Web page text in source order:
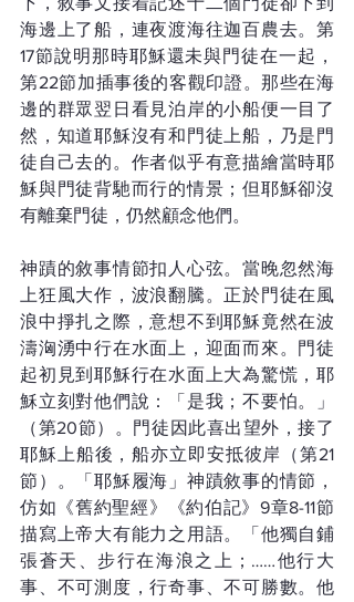
海邊上了船，連夜渡海往迦百農去。第
17節說明那時耶穌還未與門徒在一起，
第22節加插事後的客觀印證。那些在海
邊的群眾翌日看見泊岸的小船便一目了
然，知道耶穌沒有和門徒上船，乃是門
徒自己去的。作者似乎有意描繪當時耶
穌與門徒背馳而行的情景；但耶穌卻沒
有離棄門徒，仍然顧念他們。
神蹟的敘事情節扣人心弦。當晚忽然海
上狂風大作，波浪翻騰。正於門徒在風
浪中掙扎之際，意想不到耶穌竟然在波
濤洶湧中行在水面上，迎面而來。門徒
起初見到耶穌行在水面上大為驚慌，耶
穌立刻對他們說：「是我；不要怕。」
（第20節）。門徒因此喜出望外，接了
耶穌上船後，船亦立即安抵彼岸（第21
節）。「耶穌履海」神蹟敘事的情節，
仿如《舊約聖經》《約伯記》9章8-11節
描寫上帝大有能力之用語。「他獨自鋪
張蒼天、步行在海浪之上；……他行大
事、不可測度，行奇事、不可勝數。他